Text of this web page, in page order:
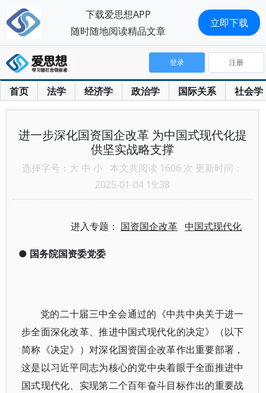
首页 法学 经济学 政治学 国际关系 社会学
登录 注册
进一步深化国资国企改革 为中国式现代化提
供坚实战略支撑
选择字号： 大 中 小 本文共阅读 1606 次 更新时间：
2025-01-04 19:38
进入专题： 国资国企改革 中国式现代化
● 国务院国资委党委
党的二十届三中全会通过的《中共中央关于进一
步全面深化改革、推进中国式现代化的决定》（以下
简称《决定》）对深化国资国企改革作出重要部署，
这是以习近平同志为核心的党中央着眼于全面推进中
国式现代化、实现第二个百年奋斗目标作出的重要战
下载爱思想APP
随时随地阅读精品文章
立即下载